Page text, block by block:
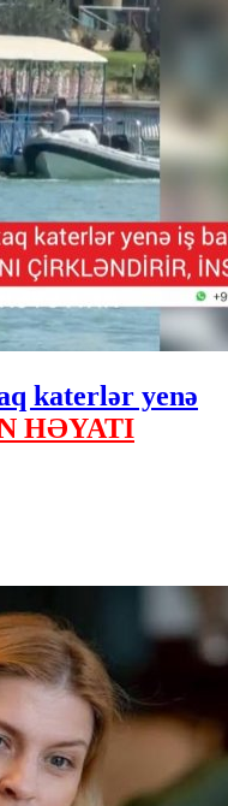
katerlər yenə
HƏYATI